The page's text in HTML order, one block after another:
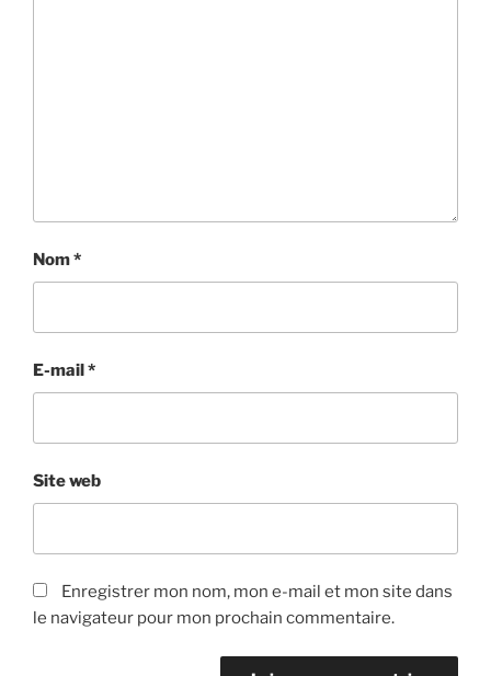
Nom*
E-mail*
Site web
Enregistrer mon nom, mon e-mail et mon site dans
le navigateur pour mon prochain commentaire.